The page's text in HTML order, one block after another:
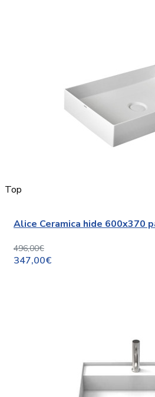
Top
Alice Ceramica hide 600x370
496,00€
347,00€